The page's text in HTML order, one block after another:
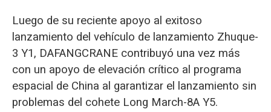
Luego de su reciente apoyo al exitoso
lanzamiento del vehículo de lanzamiento Zhuque-
3 Y1, DAFANGCRANE contribuyó una vez más
con un apoyo de elevación crítico al programa
espacial de China al garantizar el lanzamiento sin
problemas del cohete Long March-8A Y5.